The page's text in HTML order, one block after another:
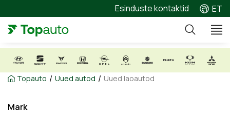
Esinduste kontaktid ET
Topauto / Uued autod / Uued laoautod
Mark